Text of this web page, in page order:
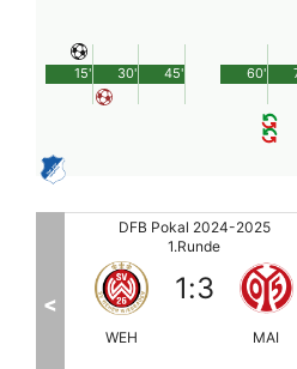
45'
15' 30' 60'
DFB Pokal 2024-2025
1.Runde
HAL
2:3
PAU
<